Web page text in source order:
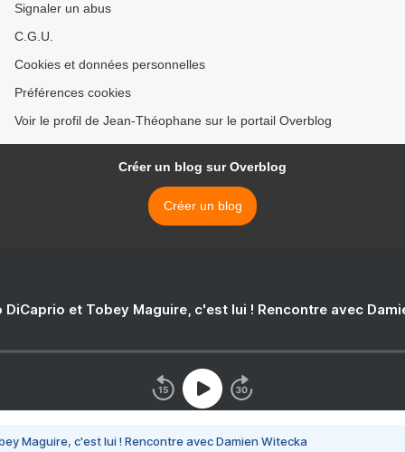
Signaler un abus
C.G.U.
Cookies et données personnelles
Préférences cookies
Voir le profil de Jean-Théophane sur le portail Overblog
Créer un blog sur Overblog
Créer un blog
DiCaprio et Tobey Maguire, c'est lui ! Rencontre avec
Maguire, c'est lui ! Rencontre avec Damien Witecka